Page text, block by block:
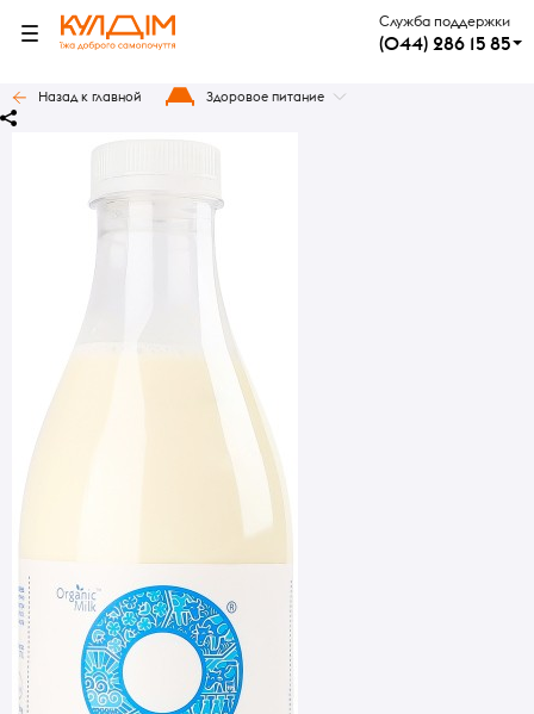
Служба поддержки
(044) 286 15 85
Назад к главной Здоровое питание